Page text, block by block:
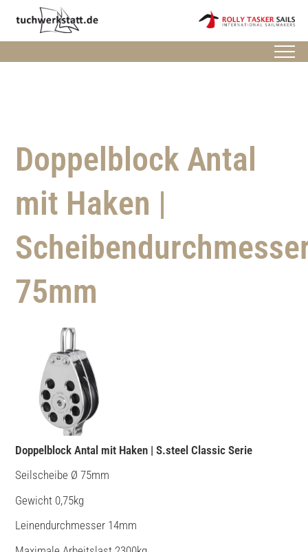
Doppelblock Antal
mit Haken |
75mm
Doppelblock Antal mit Haken | S.steel Classic Serie
Seilscheibe Ø 75mm
Gewicht 0,75kg
Leinendurchmesser 14mm